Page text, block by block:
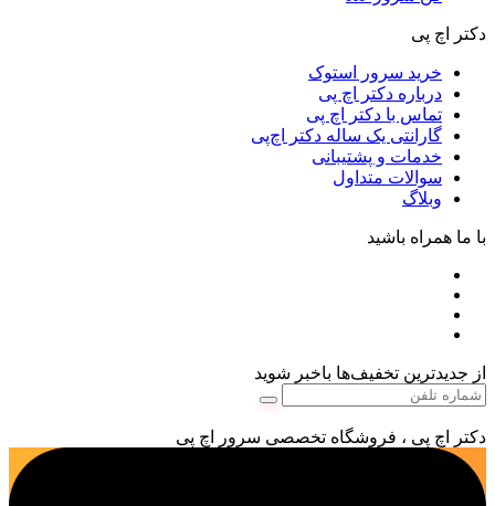
دکتر اچ پی
خرید سرور استوک
درباره دکتر اچ پی
تماس با دکتر اچ پی
گارانتی یک ساله دکتر اچ‌پی
خدمات و پشتیبانی
سوالات متداول
وبلاگ
با ما همراه باشید
از جدیدترین تخفیف‌ها باخبر شوید
دکتر اچ پی ، فروشگاه تخصصی سرور اچ پی